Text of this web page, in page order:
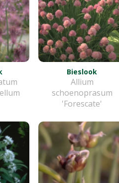
Bieslook
Allium
schoenoprasum
'Forescate'